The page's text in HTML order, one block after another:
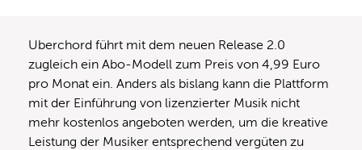
Uberchord führt mit dem neuen Release 2.0
zugleich ein Abo-Modell zum Preis von 4,99 Euro
pro Monat ein. Anders als bislang kann die Plattform
mit der Einführung von lizenzierter Musik nicht
mehr kostenlos angeboten werden, um die kreative
Leistung der Musiker entsprechend vergüten zu